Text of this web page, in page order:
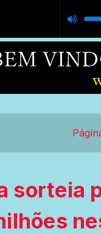
sorteia